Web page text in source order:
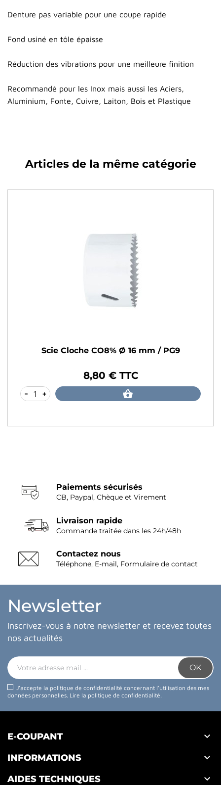
Denture pas variable pour une coupe rapide
Fond usiné en tôle épaisse
Réduction des vibrations pour une meilleure finition
Recommandé pour les Inox mais aussi les Aciers,
Aluminium, Fonte, Cuivre, Laiton, Bois et Plastique
Articles de la même catégorie
Scie Cloche CO8% Ø 16 mm / PG9
8,80 € TTC
- +
Paiements sécurisés
CB, Paypal, Chèque et Virement
Livraison rapide
Commande traitée dans les 24h/48h
Contactez nous
Téléphone, E-mail, Formulaire de contact
Newsletter
Inscrivez-vous à notre newsletter et recevez toutes
nos actualités
J'accepte la politique de confidentialité concernant l'utilisation des mes
données personnelles. Lire la politique de confidentialité.
E-COUPANT 
INFORMATIONS 
AIDES TECHNIQUES 